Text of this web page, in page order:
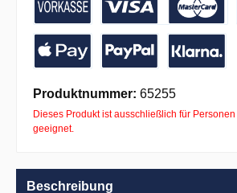
Vorkasse / Banküberweisung
Kreditkarte
Produktnummer: 65255
Dieses Produkt ist ausschließlich für
geeignet.
Beschreibung